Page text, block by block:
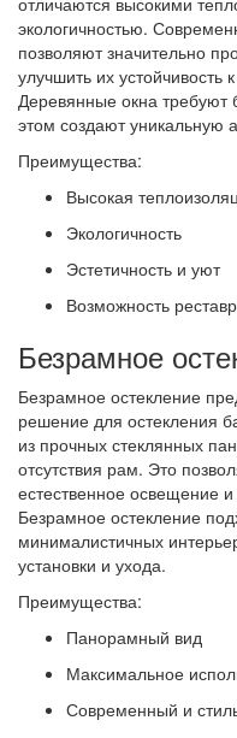
экологичностью.
позволяют значительно
улучшить их устойчивость
Деревянные окна требуют
этом создают уникальную
Преимущества:
Высокая
Экологичность
Эстетичность и уют
Возможность
Безрамное
Безрамное остекление
решение для остекления
из прочных стеклянных
отсутствия рам. Это
естественное освещение
Безрамное остекление
минималистичных
установки и ухода.
Преимущества:
Панорамный вид
Максимальное
Современный и